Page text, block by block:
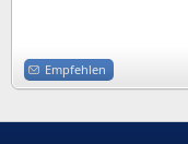
Empfehlen